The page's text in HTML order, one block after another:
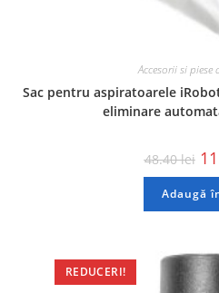
Accesorii si
Sac pentru aspiratoarele
eliminare
48.40lei
Adaugă
REDUCERI!